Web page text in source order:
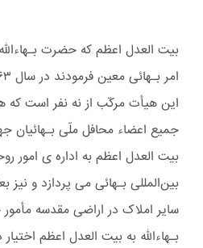
بیت العدل اعظم که حضرت
این هیأت مرکّب از نه نفر است که
جمیع اعضاء محافل ملّی بـهائیان
بیت العدل اعظم به اداره ی امور
بین‌المللی بـهائی می پردازد و نیز
سایر املاک در اراضی مقدسه
بـهاءالله به بیت العدل اعظم